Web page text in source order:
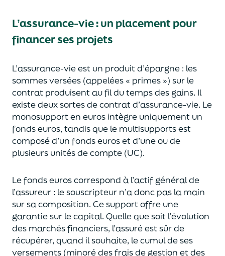
L’assurance-vie : un placement pour
financer ses projets
L’assurance-vie est un produit d’épargne : les
sommes versées (appelées « primes ») sur le
contrat produisent au fil du temps des gains. Il
existe deux sortesde contrat d’assurance-vie. Le
monosupport en euros intègre uniquement un
fonds euros, tandis que le multisupports est
composé d’un fonds euros et d’une ou de
plusieurs unités de compte (UC).
Le fonds euros correspond à l’actif général de
l’assureur : le souscripteur n’a donc pas la main
sur sa composition. Ce support offre une
garantie sur le capital. Quelle que soit l’évolution
des marchés financiers, l’assuré est sûr de
récupérer, quand il souhaite, le cumul de ses
versements (minoré des frais de gestion et des